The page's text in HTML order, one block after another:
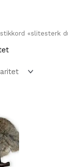
«slitesterk